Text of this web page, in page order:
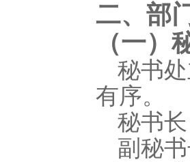
二、部
（一）
秘书
有序。
秘书
副 秘